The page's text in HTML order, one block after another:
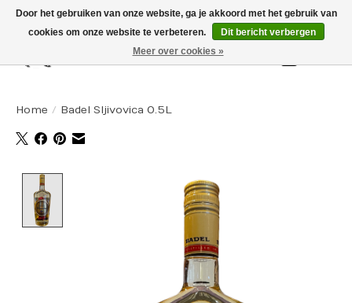
Home / Badel Sljivovica 0.5L
Product image slideshow Items
Door het gebruiken van onze website, ga je akkoord met het gebruik van
cookies om onze website te verbeteren.
Dit bericht verbergen
Meer over cookies »